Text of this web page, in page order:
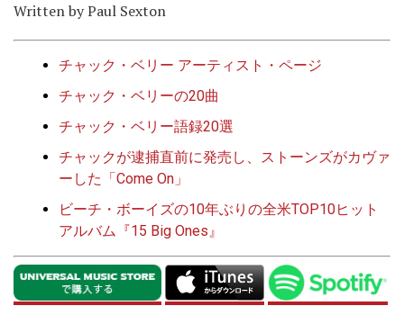
Written by Paul Sexton
チャック・ベリー アーティスト・ページ
チャック・ベリーの20曲
チャック・ベリー語録20選
チャックが逮捕直前に発売し、ストーンズがカヴァ
ーした「Come On」
ビーチ・ボーイズの10年ぶりの全米TOP10ヒット
アルバム『15 Big Ones』